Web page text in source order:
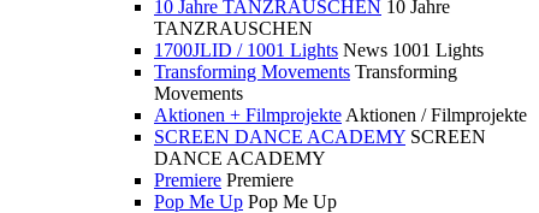
10 Jahre TANZRAUSCHEN 10 Jahre
TANZRAUSCHEN
1700JLID / 1001 Lights News 1001 Lights
Transforming Movements Transforming
Movements
Aktionen + Filmprojekte Aktionen / Filmprojekte
SCREEN DANCE ACADEMY SCREEN
DANCE ACADEMY
Premiere Premiere
Pop Me Up Pop Me Up